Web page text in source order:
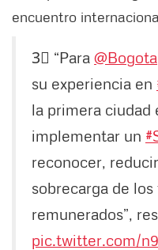
encuentro
3⃣ “Para @Bogota
su experiencia en
la primera ciudad
implementar un
reconocer,
sobrecarga de
remunerados”,
pic.twitter.com/